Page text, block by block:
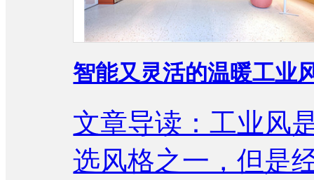
智能又灵活的温暖工业
文章导读：工业风
选风格之一，但是